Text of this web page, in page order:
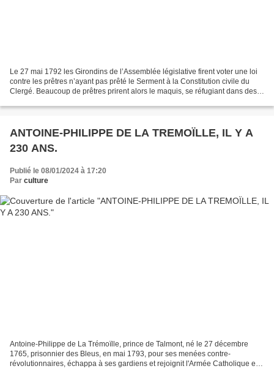
Le 27 mai 1792 les Girondins de l’Assemblée législative firent voter une loi
contre les prêtres n’ayant pas prêté le Serment à la Constitution civile du
Clergé. Beaucoup de prêtres prirent alors le maquis, se réfugiant dans des
ANTOINE-PHILIPPE DE LA TREMOÏLLE, IL Y A
230 ANS.
Publié le 08/01/2024 à 17:20
Par culture
Antoine-Philippe de La Trémoïlle, prince de Talmont, né le 27 décembre
1765, prisonnier des Bleus, en mai 1793, pour ses menées contre-
révolutionnaires, échappa à ses gardiens et rejoignit l'Armée Catholique et